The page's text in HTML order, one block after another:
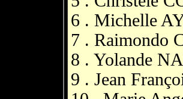
6 . Michelle
7 . Raimondo
8 . Yolande
9 . Jean